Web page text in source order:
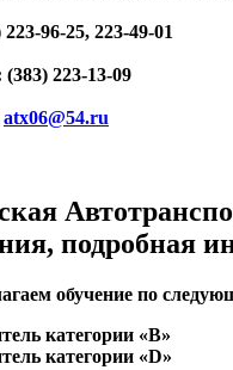
223-96-25, 223-49-01
(383) 223-13-09
atx06@54.ru
подробная
обучение по
категории «В»
категории «D»